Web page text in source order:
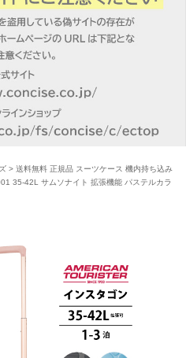
> 送料無料 正規品 スーツケース 機内持ち込み
35-42L サムソナイト 拡張機能 パステルカラ